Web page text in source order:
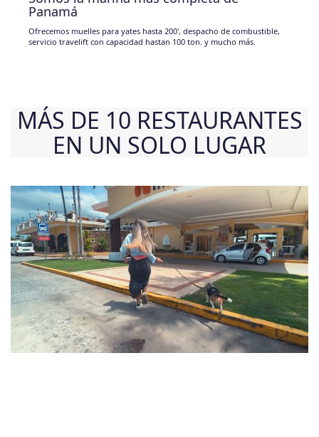
Panamá
Ofrecemos muelles para yates hasta 200', despacho de combustible,
servicio travelift con capacidad hastan 100 ton. y mucho más.
MÁS DE 10 RESTAURANTES
EN UN SOLO LUGAR